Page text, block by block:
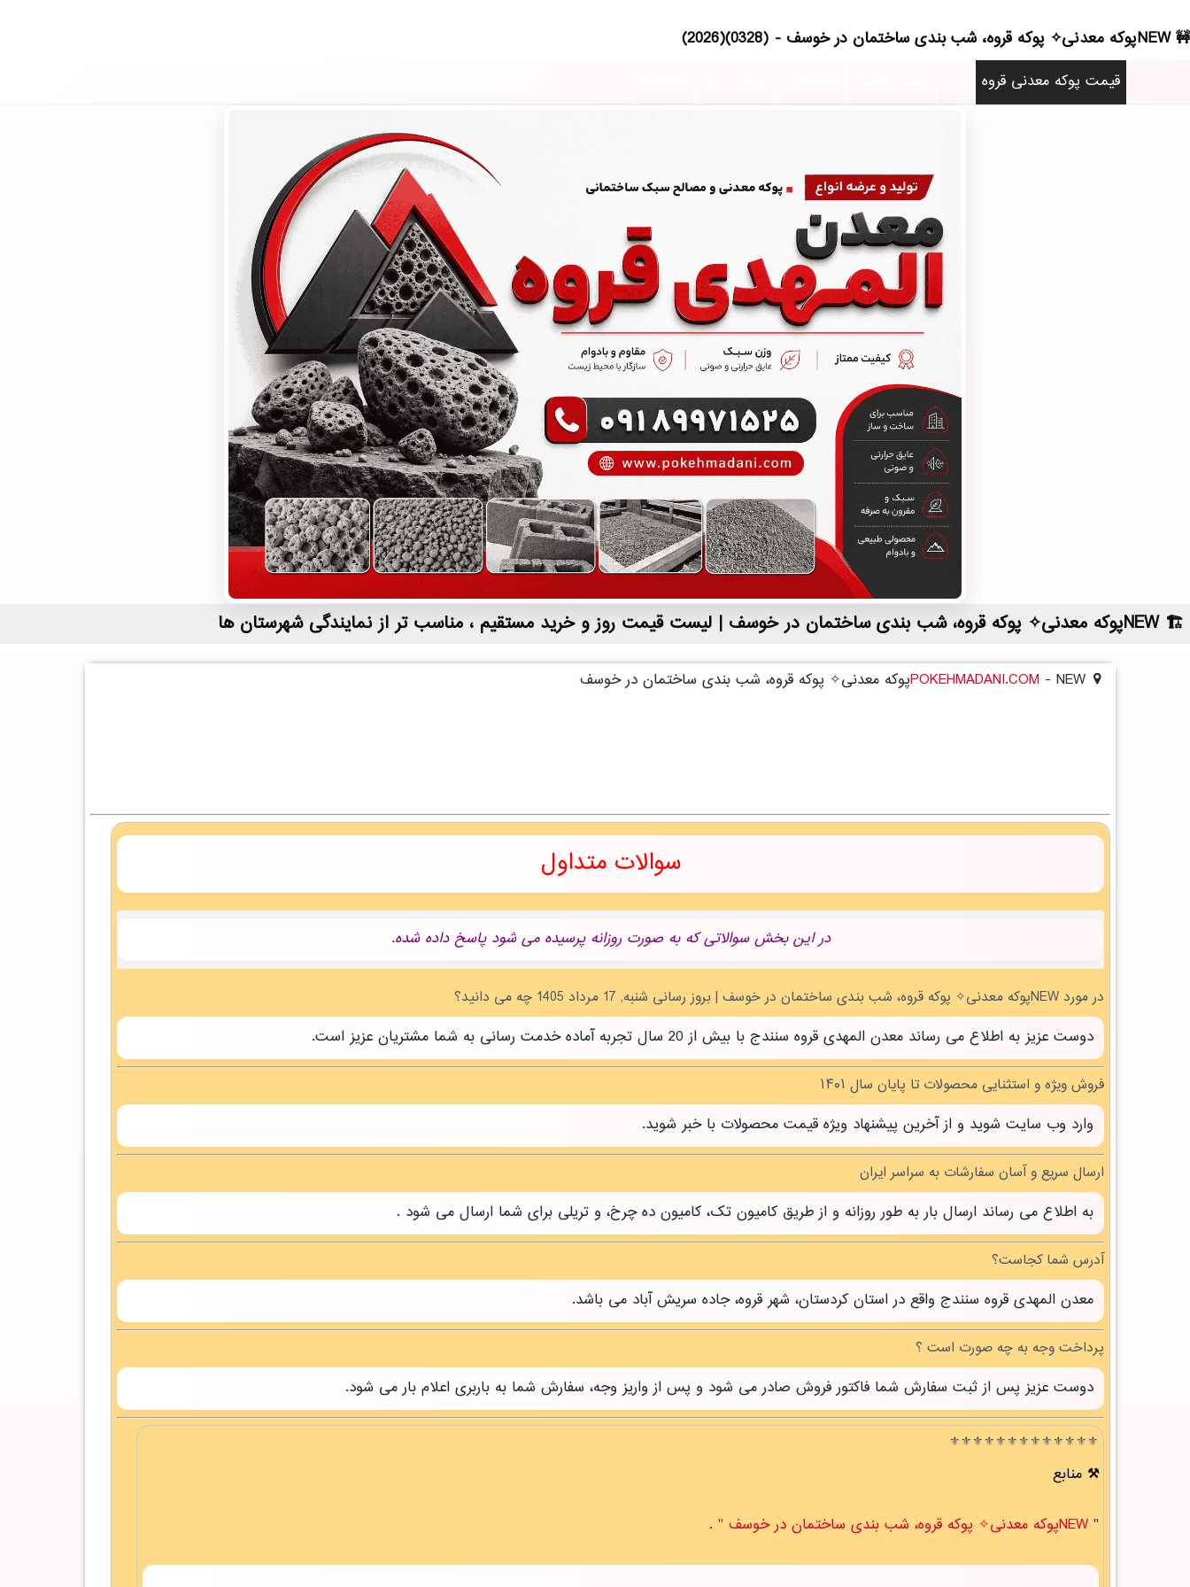
NEWپوکه معدنی✧ پوکه قروه، شب بندی ساختمان در خوسف - (0328)(2026)
قیمت پوکه معدنی قروه
NEWپوکه معدنی✧ پوکه قروه، شب بندی ساختمان در خوسف | لیست قیمت روز و خرید مستقیم ، مناسب تر از نمایندگی شهرستان ها
POKEHMADANI.COM - NEWپوکه معدنی✧ پوکه قروه، شب بندی ساختمان در خوسف
سوالات متداول
در این بخش سوالاتی که به صورت روزانه پرسیده می شود پاسخ داده شده.
در مورد NEWپوکه معدنی✧ پوکه قروه، شب بندی ساختمان در خوسف | بروز رسانی شنبه, 17 مرداد 1405 چه می دانید؟
دوست عزیز به اطلاع می رساند معدن المهدی قروه سنندج با بیش از 20 سال تجربه آماده خدمت رسانی به شما مشتریان عزیز است.
فروش ویژه و استثنایی محصولات تا پایان سال ۱۴۰۱
وارد وب سایت شوید و از آخرین پیشنهاد ویژه قیمت محصولات با خبر شوید.
ارسال سریع و آسان سفارشات به سراسر ایران
به اطلاع می رساند ارسال بار به طور روزانه و از طریق کامیون تک، کامیون ده چرخ، و تریلی برای شما ارسال می شود .
آدرس شما کجاست؟
معدن المهدی قروه سنندج واقع در استان کردستان، شهر قروه، جاده سریش آباد می باشد.
پرداخت وجه به چه صورت است ؟
دوست عزیز پس از ثبت سفارش شما فاکتور فروش صادر می شود و پس از واریز وجه، سفارش شما به باربری اعلام بار می شود.
⚜️⚜️⚜️⚜️⚜️⚜️⚜️⚜️⚜️⚜️⚜️⚜️⚜️
منابع
" NEWپوکه معدنی✧ پوکه قروه، شب بندی ساختمان در خوسف " .